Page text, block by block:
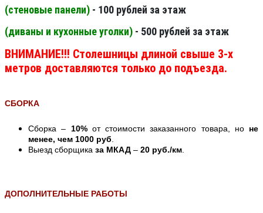
(стеновые панели) - 100 рублей за этаж
(диваны и кухонные уголки) - 500 рублей за этаж
ВНИМАНИЕ!!! Столешницы длиной свыше 3-х
метров доставляются только до подъезда.
СБОРКА
Сборка – 10%от стоимости заказанного товара, но не
менее, чем 1000 руб
Выезд сборщика за МКАД – 20 руб./км
ДОПОЛНИТЕЛЬНЫЕ РАБОТЫ